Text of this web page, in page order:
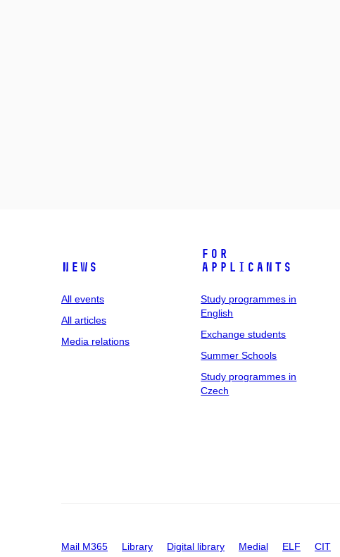
News
All events
All articles
Media relations
For
applicants
Study programmes in
English
Exchange students
Summer Schools
Study programmes in
Czech
Mail M365 Library Digital library Medial ELF CIT